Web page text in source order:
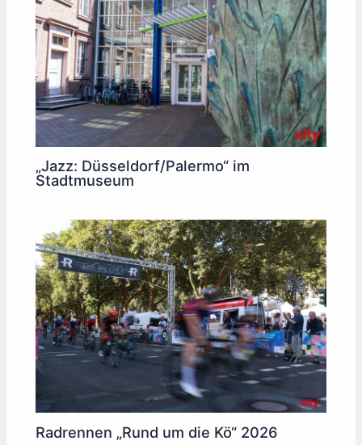
„Jazz: Düsseldorf/Palermo“ im
Stadtmuseum
Radrennen „Rund um die Kö“ 2026